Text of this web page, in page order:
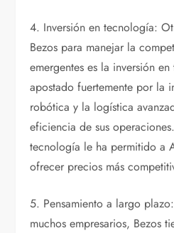
4. Inversión en tecnología:
Bezos para manejar la
emergentes es la inversión
apostado fuertemente por la
robótica y la logística
eficiencia de sus
tecnología le ha permitido a
ofrecer precios más
5. Pensamiento a largo
muchos empresarios, Bezos